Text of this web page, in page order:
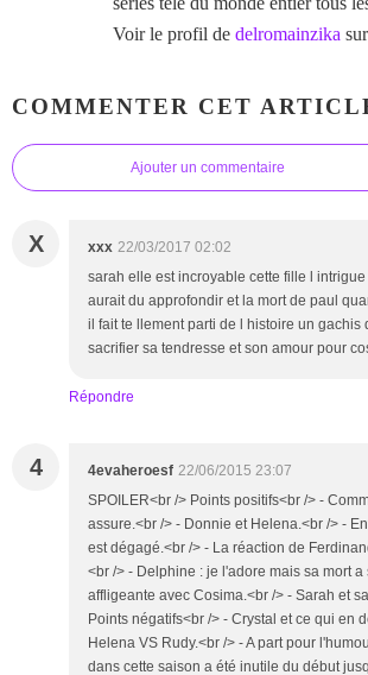
Voir le profil de delromainzika
COMMENTER CET
Ajouter un commentaire
X xxx 22/03/2017 02:02
sarah elle est incroyable cette fille l
aurait du approfondir et la mort de paul
il fait te llement parti de l histoire un
sacrifier sa tendresse et son amour pour
Répondre
4 4evaheroesf 22/06/2015 23:07
SPOILER<br /> Points positifs<br /> -
assure.<br /> - Donnie et Helena.<br /> -
est dégagé.<br /> - La réaction de
<br /> - Delphine : je l'adore mais sa mort
affligeante avec Cosima.<br /> - Sarah et
Points négatifs<br /> - Crystal et ce qui en
Helena VS Rudy.<br /> - A part pour
dans cette saison a été inutile du début